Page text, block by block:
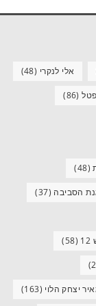
אלי לנקרי (48)
(86)
(48)
הסביבה (37)
(58)
יצחק הלוי (163)